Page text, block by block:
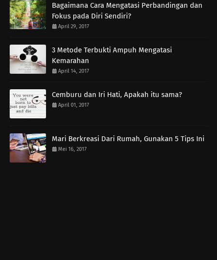
Bagaimana Cara Mengatasi Perbandingan dan
Fokus pada Diri Sendiri?
April 29, 2017
3 Metode Terbukti Ampuh Mengatasi
Kemarahan
April 14, 2017
Cemburu dan Iri Hati, Apakah itu sama?
April 01, 2017
Mari Berkreasi Dari Rumah, Gunakan 5 Tips Ini
Mei 16, 2017